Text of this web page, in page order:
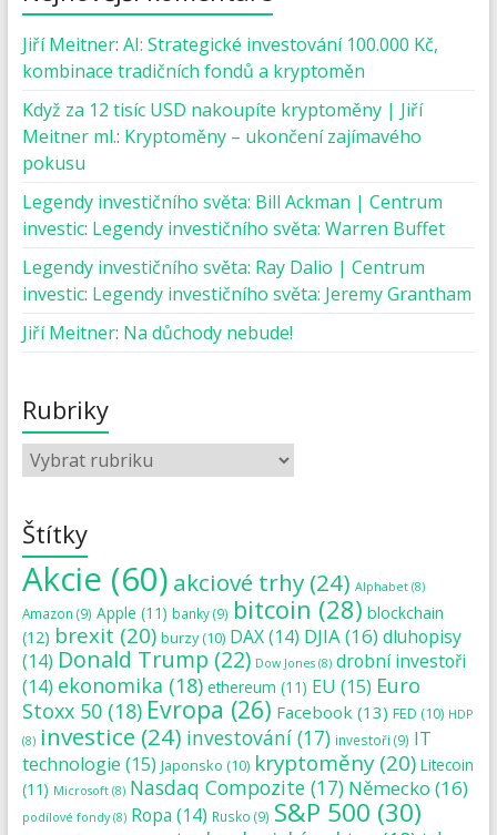
Jiří Meitner: AI: Strategické investování 100.000 Kč,
kombinace tradičních fondů a kryptoměn
Když za 12 tisíc USD nakoupíte kryptoměny | Jiří
Meitner ml.: Kryptoměny – ukončení zajímavého
pokusu
Legendy investičního světa: Bill Ackman | Centrum
investic: Legendy investičního světa: Warren Buffet
Legendy investičního světa: Ray Dalio | Centrum
investic: Legendy investičního světa: Jeremy Grantham
Jiří Meitner: Na důchody nebude!
Rubriky
Štítky
Akcie (60) akciové trhy(24) Alphabet(8)
Amazon (9) Apple (11) banky(9) bitcoin (28) blockchain
(12) brexit (20) burzy(10) DAX(14) DJIA(16)dluhopisy
(14) Donald Trump (22) Dow Jones(8) drobní investoři
(14) ekonomika (18) ethereum (11) EU (15) Euro
Stoxx 50(18) Evropa (26) Facebook (13) FED (10) HDP
(8) investice (24) investování(17) investoři (9) IT
technologie (15) Japonsko (10) kryptoměny(20) Litecoin
(11) Microsoft(8) Nasdaq Compozite(17) Německo (16)
podílové fondy(8) Ropa (14) Rusko (9) S&P 500 (30)